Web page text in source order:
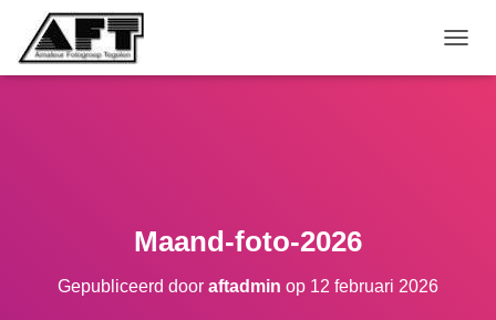
Maand-foto-2026
Gepubliceerd door aftadmin op 12 februari 2026